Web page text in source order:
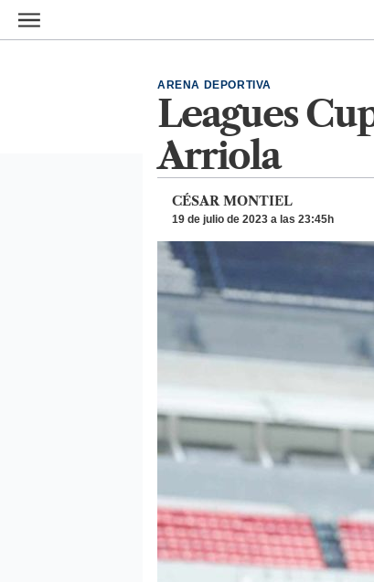
Ir al contenido principal
Leagues
Arriola
ARENA DEPORTIVA
CÉSAR MONTIEL
19 de julio de 2023 a las 23:45h